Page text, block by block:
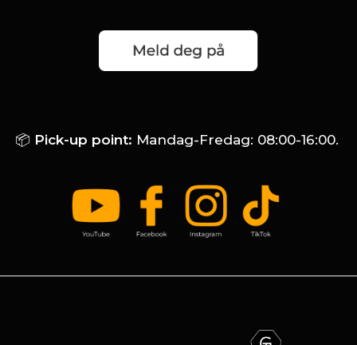
📦 Pick-up point: Mandag-Fredag: 08:00-16:00.